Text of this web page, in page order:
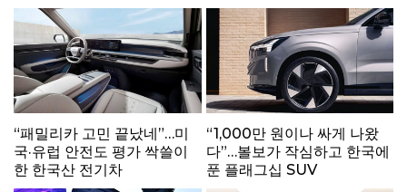
“패밀리카 고민 끝났네”…미
국·유럽 안전도 평가 싹쓸이
한 한국산 전기차
“1,000만 원이나 싸게 나왔
다”…볼보가 작심하고 한국에
푼 플래그십 SUV